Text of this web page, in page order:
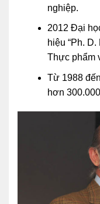
nghiệp.
2012 Đại
hiệu “Ph.
Thực phẩm
Từ 1988
hơn